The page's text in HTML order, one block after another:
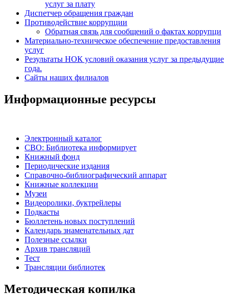
услуг за плату
Диспетчер обращения граждан
Противодействие коррупции
Обратная связь для сообщений о фактах коррупци
Материально-техническое обеспечение предоставления
услуг
Результаты НОК условий оказания услуг за предыдущие
года.
Сайты наших филиалов
Информационные ресурсы
Электронный каталог
СВО: Библиотека информирует
Книжный фонд
Периодические издания
Справочно-библиографический аппарат
Книжные коллекции
Музеи
Видеоролики, буктрейлеры
Подкасты
Бюллетень новых поступлений
Календарь знаменательных дат
Полезные ссылки
Архив трансляций
Тест
Трансляции библиотек
Методическая копилка